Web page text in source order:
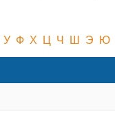
У Ф Х Ц Ч Ш Э Ю